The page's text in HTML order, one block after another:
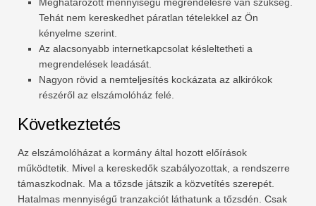
Meghatározott mennyiségű megrendelésre van szükség.
Tehát nem kereskedhet páratlan tételekkel az Ön
kényelme szerint.
Az alacsonyabb internetkapcsolat késleltetheti a
megrendelések leadását.
Nagyon rövid a nemteljesítés kockázata az alkirókok
részéről az elszámolóház felé.
Következtetés
Az elszámolóházat a kormány által hozott előírások
működtetik. Mivel a kereskedők szabályozottak, a rendszerre
támaszkodnak. Ma a tőzsde játszik a közvetítés szerepét.
Hatalmas mennyiségű tranzakciót láthatunk a tőzsdén. Csak